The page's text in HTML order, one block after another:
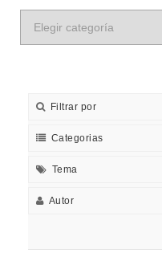
Filtrar por
Categorias
Tema
Autor